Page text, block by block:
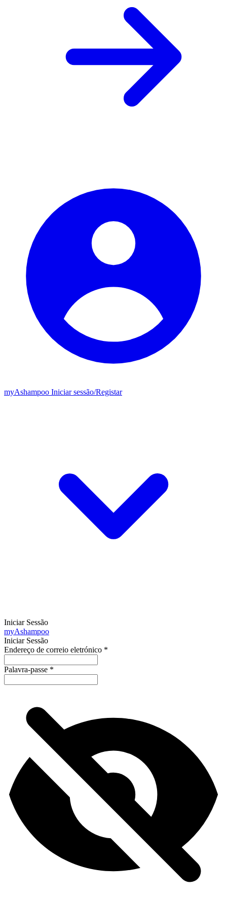
myAshampoo Iniciar sessão/Registar
Iniciar Sessão
myAshampoo
Iniciar Sessão
Endereço de correio eletrónico *
Palavra-passe *